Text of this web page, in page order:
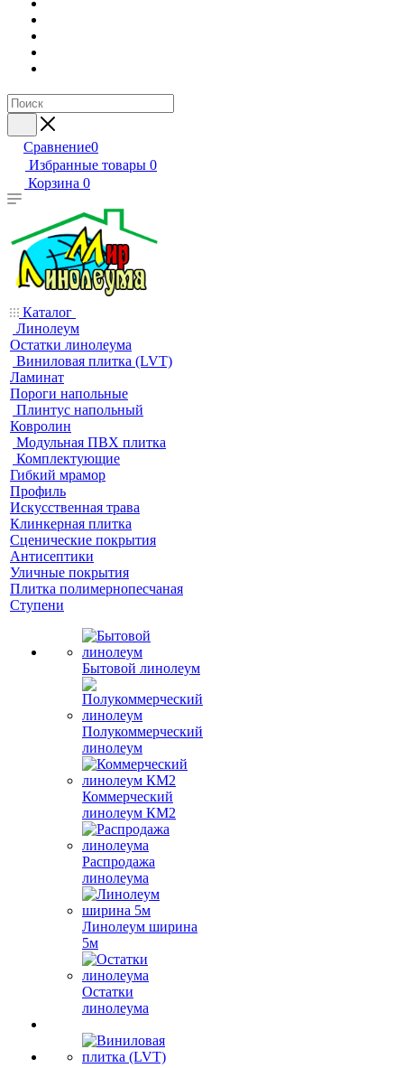
Сравнение0
Избранные товары 0
Корзина 0
Каталог
Линолеум
Остатки линолеума
Виниловая плитка (LVT)
Ламинат
Пороги напольные
Плинтус напольный
Ковролин
Модульная ПВХ плитка
Комплектующие
Гибкий мрамор
Профиль
Искусственная трава
Клинкерная плитка
Сценические покрытия
Антисептики
Уличные покрытия
Плитка полимернопесчаная
Ступени
Бытовой линолеум
Полукоммерческий
линолеум
Коммерческий
линолеум КМ2
Распродажа
линолеума
Линолеум ширина
5м
Остатки
линолеума